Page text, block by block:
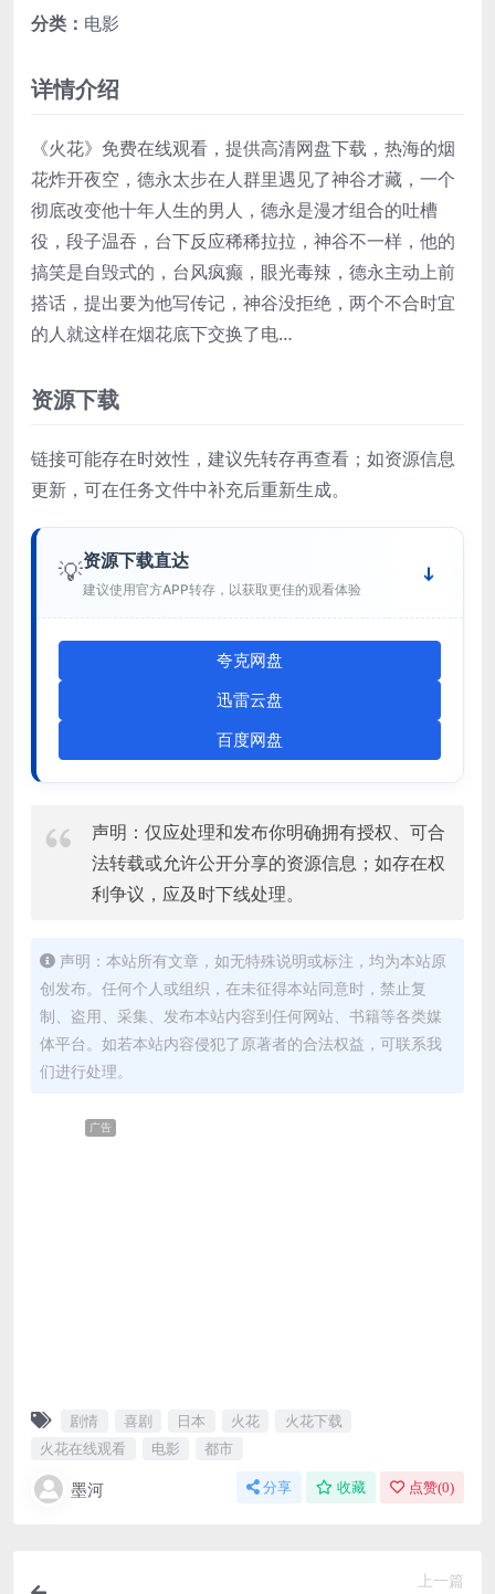
分类： 电影
详情介绍
《火花》免费在线观看，提供高清网盘下载，热海的烟
花炸开夜空，德永太步在人群里遇见了神谷才藏，一个
彻底改变他十年人生的男人，德永是漫才组合的吐槽
役，段子温吞，台下反应稀稀拉拉，神谷不一样，他的
搞笑是自毁式的，台风疯癫，眼光毒辣，德永主动上前
搭话，提出要为他写传记，神谷没拒绝，两个不合时宜
的人就这样在烟花底下交换了电…
资源下载
链接可能存在时效性，建议先转存再查看；如资源信息
更新，可在任务文件中补充后重新生成。
💡资源下载直达
建议使用官方APP转存，以获取更佳的观看体验
夸克网盘
迅雷云盘
百度网盘
声明：仅应处理和发布你明确拥有授权、可合
法转载或允许公开分享的资源信息；如存在权
利争议，应及时下线处理。
声明：本站所有文章，如无特殊说明或标注，均为本站原
创发布。任何个人或组织，在未征得本站同意时，禁止复
制、盗用、采集、发布本站内容到任何网站、书籍等各类媒
体平台。如若本站内容侵犯了原著者的合法权益，可联系我
们进行处理。
广告
剧情 喜剧 日本 火花
火花下载
火花在线观看
电影 都市
墨河 分享 收藏 点赞(0)
上一篇